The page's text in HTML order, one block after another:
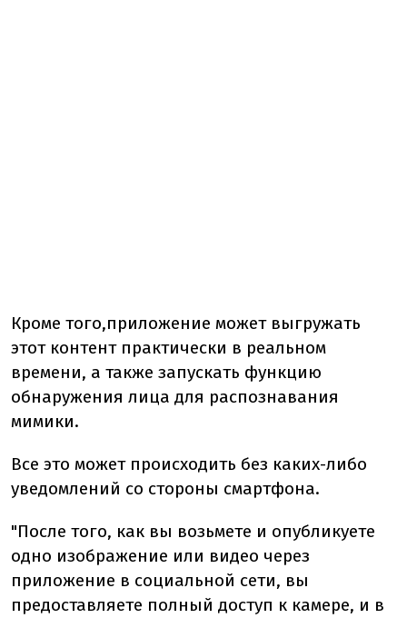
Кроме того,приложение может выгружать
этот контент практически в реальном
времени, а также запускать функцию
обнаружения лица для распознавания
мимики.
Все это может происходить без каких-либо
уведомлений со стороны смартфона.
"После того, как вы возьмете и опубликуете
одно изображение или видео через
приложение в социальной сети, вы
предоставляете полный доступ к камере, и в